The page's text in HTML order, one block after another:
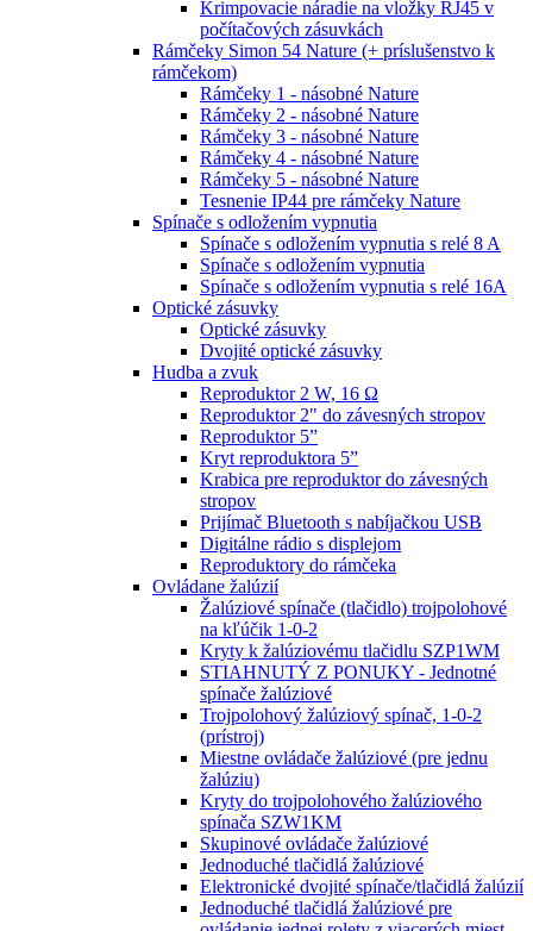
Krimpovacie náradie na vložky RJ45 v
počítačových zásuvkách
Rámčeky Simon 54 Nature (+ príslušenstvo k
rámčekom)
Rámčeky 1 - násobné Nature
Rámčeky 2 - násobné Nature
Rámčeky 3 - násobné Nature
Rámčeky 4 - násobné Nature
Rámčeky 5 - násobné Nature
Tesnenie IP44 pre rámčeky Nature
Spínače s odložením vypnutia
Spínače s odložením vypnutia s relé 8 A
Spínače s odložením vypnutia
Spínače s odložením vypnutia s relé 16A
Optické zásuvky
Optické zásuvky
Dvojité optické zásuvky
Hudba a zvuk
Reproduktor 2 W, 16 Ω
Reproduktor 2" do závesných stropov
Reproduktor 5”
Kryt reproduktora 5”
Krabica pre reproduktor do závesných
stropov
Prijímač Bluetooth s nabíjačkou USB
Digitálne rádio s displejom
Reproduktory do rámčeka
Ovládane žalúzií
Žalúziové spínače (tlačidlo) trojpolohové
na kľúčik 1-0-2
Kryty k žalúziovému tlačidlu SZP1WM
STIAHNUTÝ Z PONUKY - Jednotné
spínače žalúziové
Trojpolohový žalúziový spínač, 1-0-2
(prístroj)
Miestne ovládače žalúziové (pre jednu
žalúziu)
Kryty do trojpolohového žalúziového
spínača SZW1KM
Skupinové ovládače žalúziové
Jednoduché tlačidlá žalúziové
Elektronické dvojité spínače/tlačidlá žalúzií
Jednoduché tlačidlá žalúziové pre